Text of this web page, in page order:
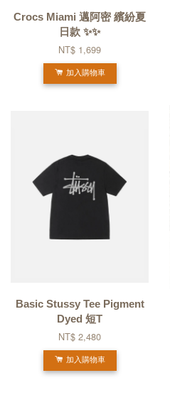
Crocs Miami 邁阿密 繽紛夏
日款 ✨✨
NT$ 1,699
加入購物車
Basic Stussy Tee Pigment
Dyed 短T
NT$ 2,480
加入購物車